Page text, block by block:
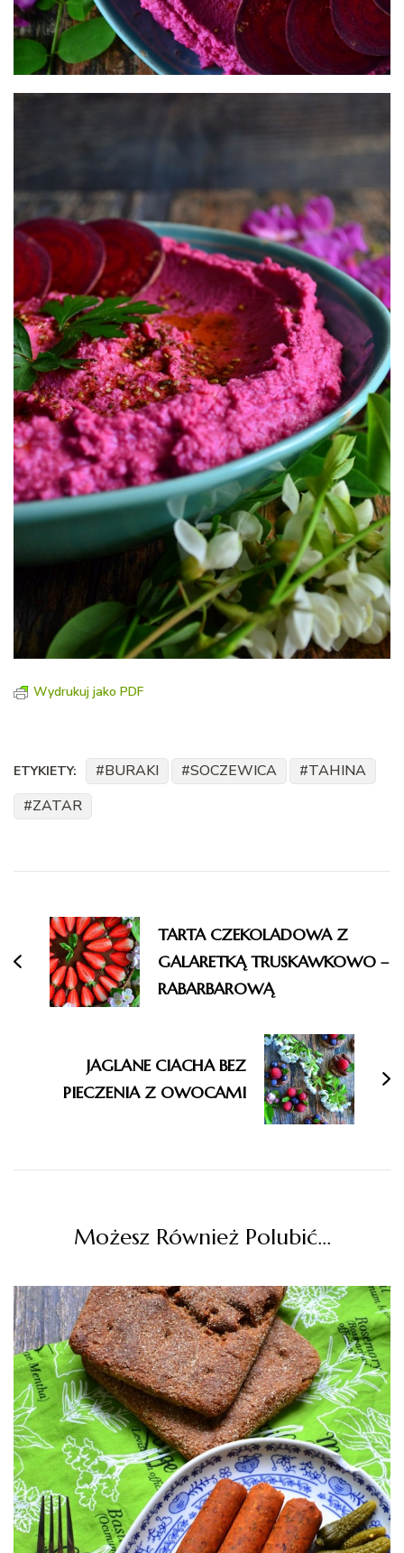
Wydrukuj jako PDF
ETYKIETY: BURAKI SOCZEWICA
TAHINA
ZATAR
wpisu
TARTA CZEKOLADOWA Z
GALARETKĄ TRUSKAWKOWO –
RABARBAROWĄ
JAGLANE CIACHA BEZ
PIECZENIA Z OWOCAMI
Możesz Również Polubić…